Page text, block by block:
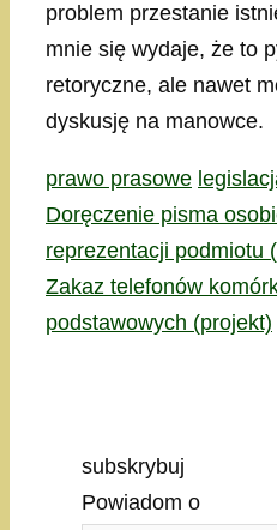
problem przestanie
mnie się wydaje, że to
retoryczne, ale nawet
dyskusję na manowce.
Kategorie
prawo prasowe Tagi
Doręczenie pisma
reprezentacji podmiotu
Zakaz telefonów
podstawowych (projekt)
subskrybuj
Powiadom o